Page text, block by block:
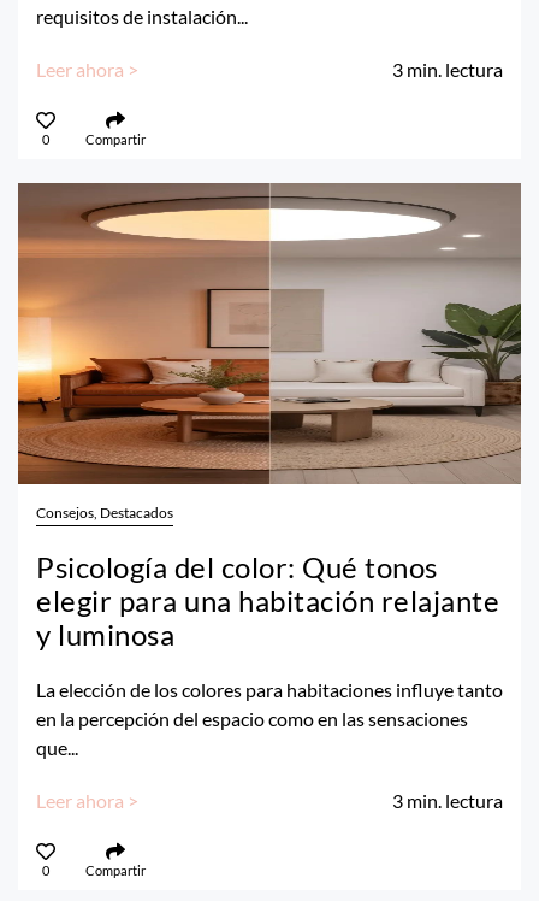
requisitos de instalación...
Leer ahora > 3 min. lectura
0 Compartir
Consejos, Destacados
Psicología del color: Qué tonos
elegir para una habitación relajante
y luminosa
La elección de los colores para habitaciones influye tanto
en la percepción del espacio como en las sensaciones
que...
Leer ahora > 3 min. lectura
0 Compartir